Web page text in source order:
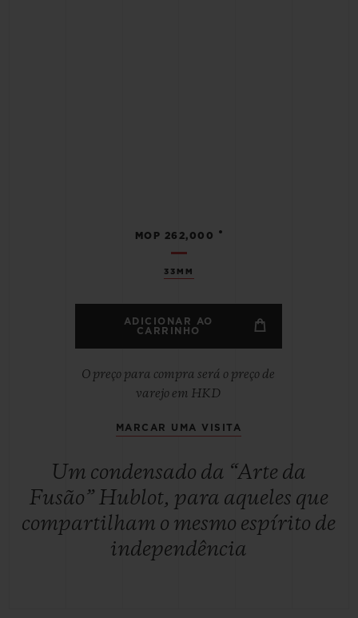
33MM
MOP 262,000 •
ADICIONAR AO
CARRINHO
O preço para compra será o preço de
varejo em HKD
MARCAR UMA VISITA
Um condensado da “Arte da
Fusão” Hublot, para aqueles que
compartilham o mesmo espírito de
independência